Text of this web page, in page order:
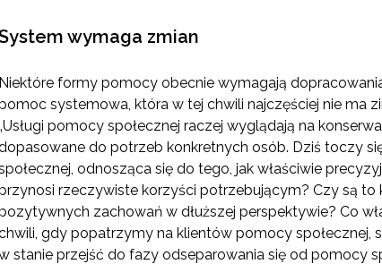
wymaga zmian
Niektóre formy pomocy obecnie wymagają
systemowa, która w tej chwili najczęściej nie ma
pomocy społecznej raczej wyglądają na
do potrzeb konkretnych osób. Dziś toczy
odnosząca się do tego, jak właściwie
rzeczywiste korzyści potrzebującym? Czy są to
zachowań w dłuższej perspektywie? Co
gdy popatrzymy na klientów pomocy społecznej,
stanie przejść do fazy odseparowania się od pomocy